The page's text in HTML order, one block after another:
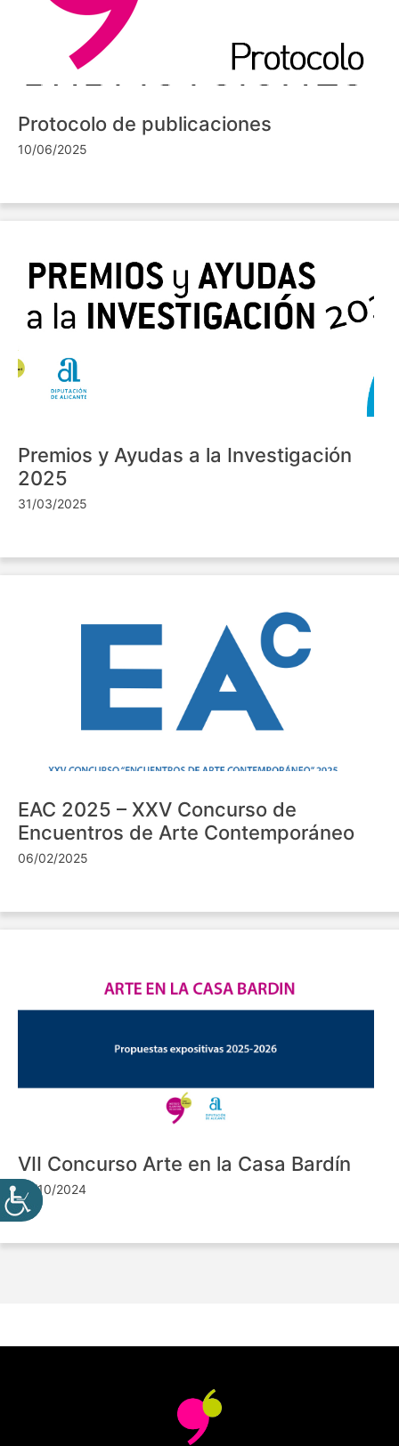
Protocolo de publicaciones
10/06/2025
Premios y Ayudas a la Investigación
2025
31/03/2025
EAC 2025 – XXV Concurso de
Encuentros de Arte Contemporáneo
06/02/2025
VII Concurso Arte en la Casa Bardín
24/10/2024